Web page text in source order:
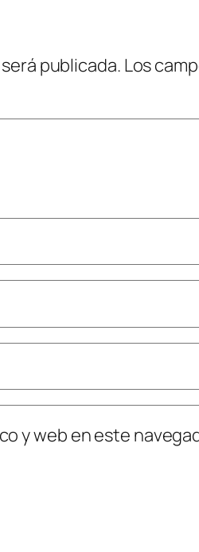
publicada. Los
y web en este